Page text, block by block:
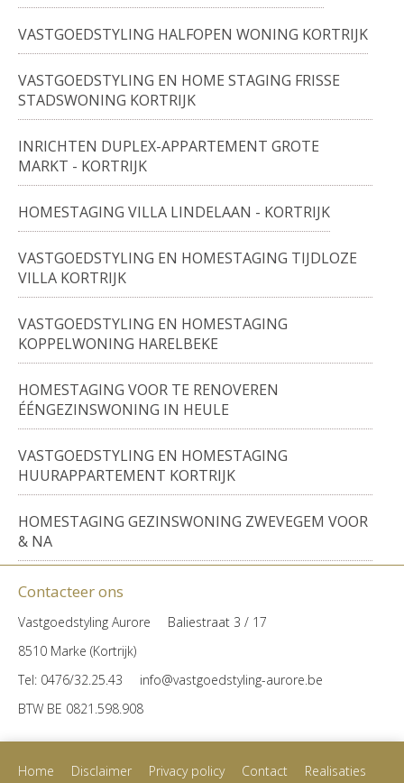
VASTGOEDSTYLING HALFOPEN WONING KORTRIJK
VASTGOEDSTYLING EN HOME STAGING FRISSE
STADSWONING KORTRIJK
INRICHTEN DUPLEX-APPARTEMENT GROTE
MARKT - KORTRIJK
HOMESTAGING VILLA LINDELAAN - KORTRIJK
VASTGOEDSTYLING EN HOMESTAGING TIJDLOZE
VILLA KORTRIJK
VASTGOEDSTYLING EN HOMESTAGING
KOPPELWONING HARELBEKE
HOMESTAGING VOOR TE RENOVEREN
ÉÉNGEZINSWONING IN HEULE
VASTGOEDSTYLING EN HOMESTAGING
HUURAPPARTEMENT KORTRIJK
HOMESTAGING GEZINSWONING ZWEVEGEM VOOR
& NA
Contacteer ons
Vastgoedstyling Aurore
Baliestraat 3 / 17
8510 Marke (Kortrijk)
Tel: 0476/32.25.43
info@vastgoedstyling-aurore.be
BTW BE 0821.598.908
Home Disclaimer Privacy policy Contact Realisaties